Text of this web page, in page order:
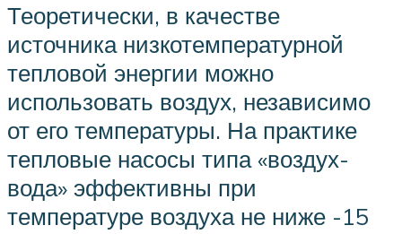
Теоретически, в качестве
источника низкотемпературной
тепловой энергии можно
использовать воздух, независимо
от его температуры. На практике
тепловые насосы типа «воздух-
вода» эффективны при
температуре воздуха не ниже -15